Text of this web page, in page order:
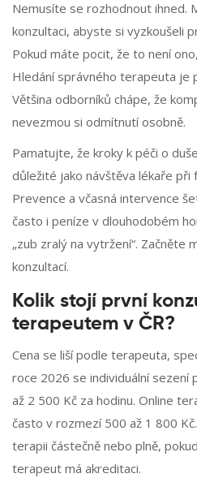
Nemusíte se rozhodnout ihned.
konzultaci, abyste si vyzkoušeli
Pokud máte pocit, že to není
Hledání správného terapeuta je
Většina odborníků chápe, že
nevezmou si odmítnutí osobně.
Pamatujte, že kroky k péči o
důležité jako návštěva lékaře při
Prevence a včasná intervence
často i peníze v dlouhodobém
„zub zralý na vytržení“. Začněte
konzultací.
Kolik stojí první
terapeutem v ČR?
Cena se liší podle terapeuta,
roce 2026 se individuální sezení
až 2 500 Kč za hodinu. Online
často v rozmezí 500 až 1 800
terapii částečně nebo plně,
terapeut má akreditaci.